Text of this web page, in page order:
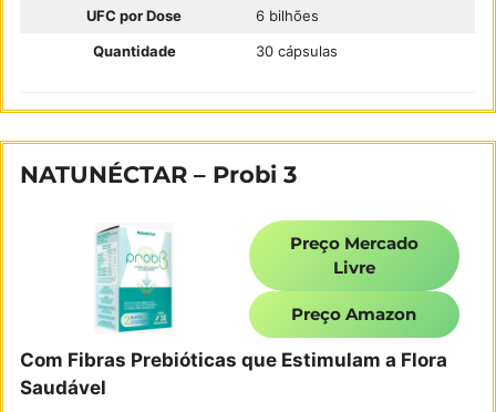
UFC por Dose
6 bilhões
Quantidade
30 cápsulas
NATUNÉCTAR – Probi 3
Preço Mercado
Livre
Preço Amazon
Com Fibras Prebióticas que Estimulam a Flora
Saudável